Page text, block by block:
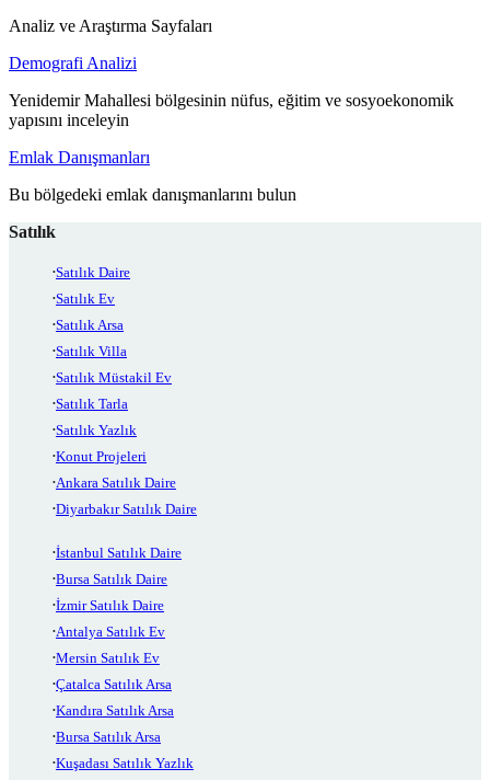
Analiz ve Araştırma Sayfaları
Demografi Analizi
Yenidemir Mahallesi bölgesinin nüfus, eğitim ve sosyoekonomik
yapısını inceleyin
Emlak Danışmanları
Bu bölgedeki emlak danışmanlarını bulun
Satılık
Satılık Daire
Satılık Ev
Satılık Arsa
Satılık Villa
Satılık Müstakil Ev
Satılık Tarla
Satılık Yazlık
Konut Projeleri
Ankara Satılık Daire
Diyarbakır Satılık Daire
İstanbul Satılık Daire
Bursa Satılık Daire
İzmir Satılık Daire
Antalya Satılık Ev
Mersin Satılık Ev
Çatalca Satılık Arsa
Kandıra Satılık Arsa
Bursa Satılık Arsa
Kuşadası Satılık Yazlık